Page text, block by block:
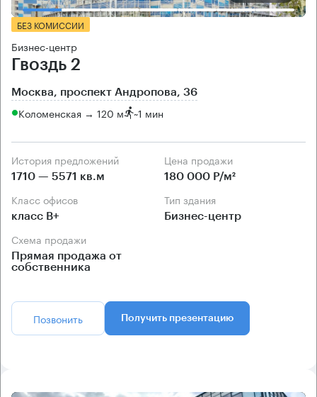
БЕЗ КОМИССИИ
Бизнес-центр
Гвоздь 2
Москва, проспект Андропова, 36
Коломенская → 120 м ~1 мин
История предложений
1710 — 5571 кв.м
Цена продажи
180 000 Р/м²
Класс офисов
класс B+
Тип здания
Бизнес-центр
Схема продажи
Прямая продажа от
собственника
Позвонить Получить презентацию